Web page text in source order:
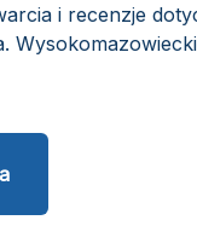
i recenzje